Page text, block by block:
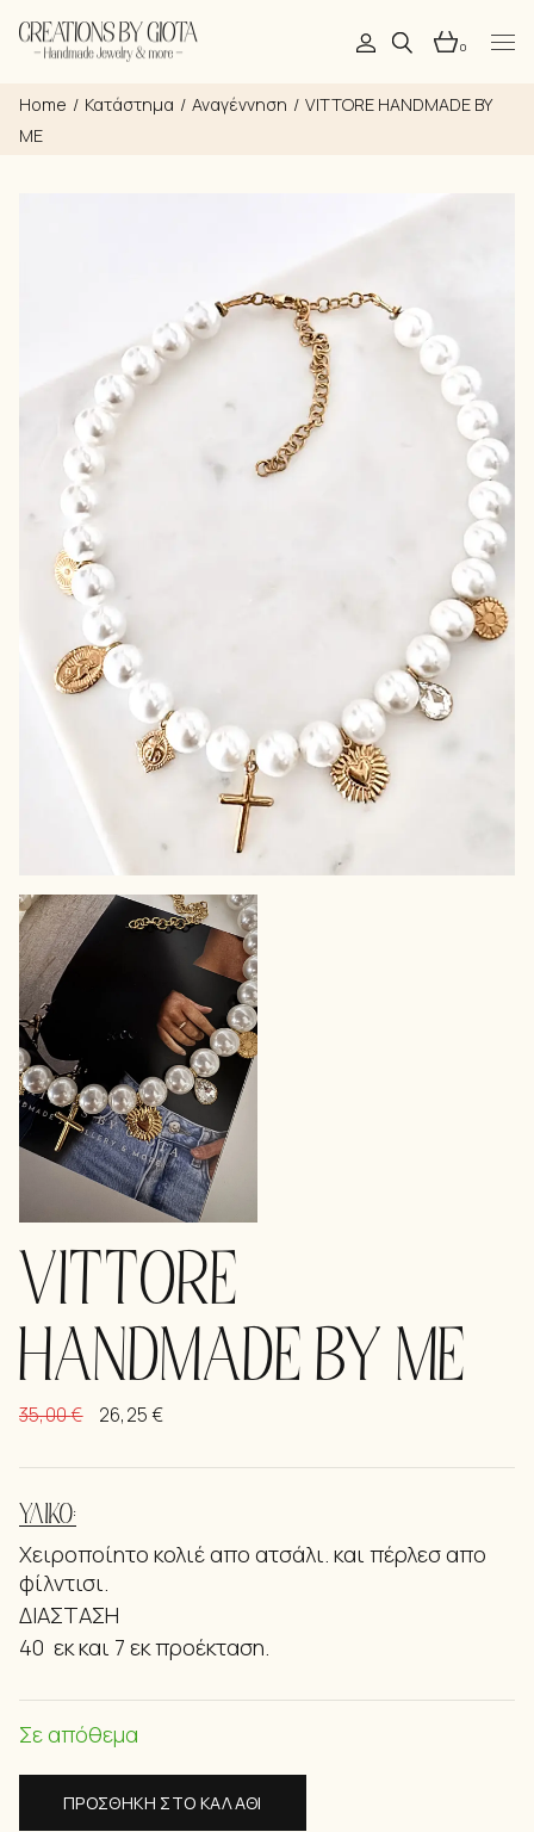
to
the 0
Home Κατάστημα Αναγέννηση
VITTORE HANDMADE BY
ME
VITTORE
HANDMADE BY ME
35,00€ 26,25€
ΥΛΙΚΌ:
Χειροποίητο κολιέ απο ατσάλι. και πέρλεσ απο
φίλντισι.
ΔΙΑΣΤΑΣΗ
40 εκ και 7 εκ προέκταση.
Σε απόθεμα
ΠΡΟΣΘΉΚΗ ΣΤΟ ΚΑΛΆΘΙ